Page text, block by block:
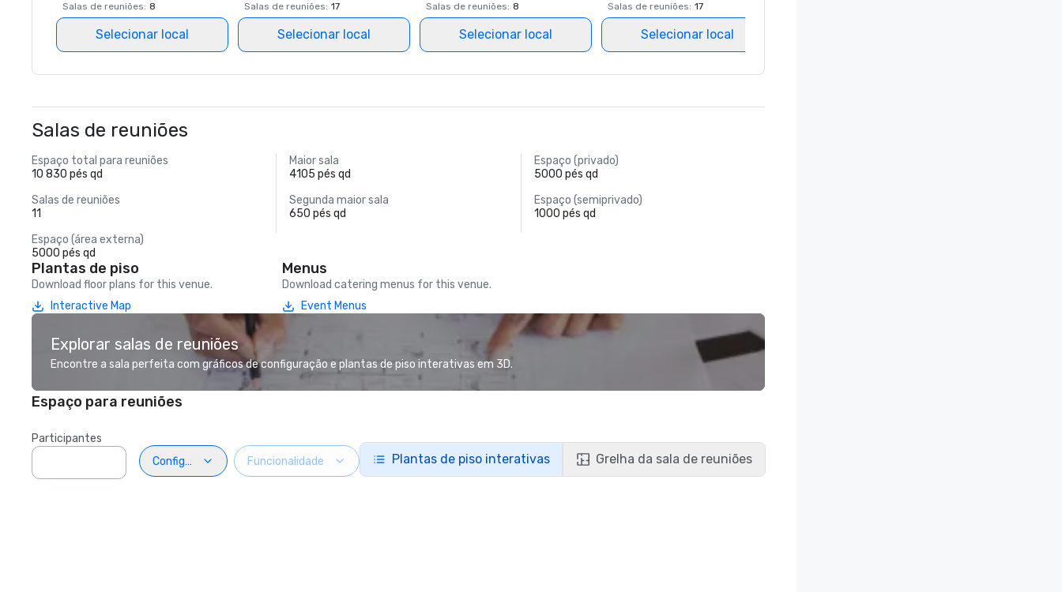
Salas de reuniões: 8
Selecionar local
Salas de reuniões: 17
Selecionar local
Salas de reuniões: 8
Selecionar local
Salas de reuniões: 17
Selecionar local
Salas de reuniões
Espaço total para reuniões
10 830 pés qd
Maior sala
4105 pés qd
Espaço (privado)
5000 pés qd
Salas de reuniões
11
Segunda maior sala
650 pés qd
Espaço (semiprivado)
1000 pés qd
Espaço (área externa)
5000 pés qd
Plantas de piso
Download floor plans for this venue.
Interactive Map
Menus
Download catering menus for this venue.
Event Menus
Explorar salas de reuniões
Encontre a sala perfeita com gráficos de configuração e plantas de piso interativas em 3D.
Espaço para reuniões
Participantes
Configuração
Funcionalidade Plantas de piso interativas Grelha da sala de reuniões